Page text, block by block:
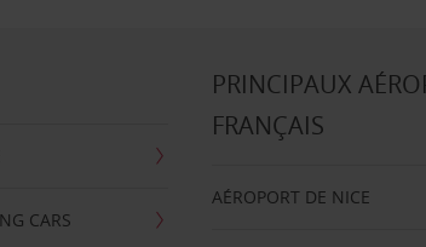
CARS
PRINCIPAUX
FRANÇAIS
AÉROPORT DE NICE